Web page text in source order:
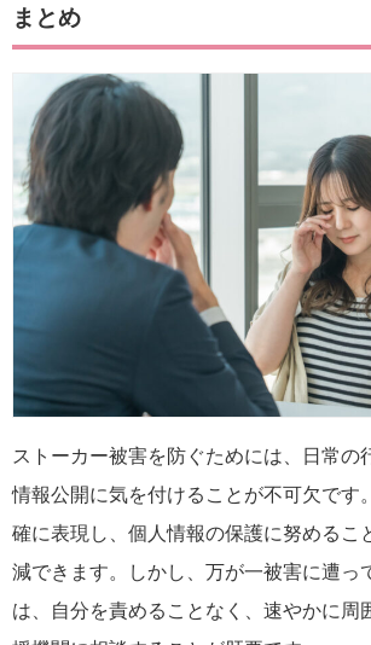
まとめ
ストーカー被害を防ぐためには、日常の
情報公開に気を付けることが不可欠です
確に表現し、個人情報の保護に努めるこ
減できます。しかし、万が一被害に遭っ
は、自分を責めることなく、速やかに周